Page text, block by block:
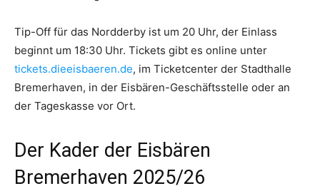
Tip-Off für das Nordderby ist um 20 Uhr, der Einlass
beginnt um 18:30 Uhr. Tickets gibt es online unter
tickets.dieeisbaeren.de, im Ticketcenter der Stadthalle
Bremerhaven, in der Eisbären-Geschäftsstelle oder an
der Tageskasse vor Ort.
Der Kader der Eisbären
Bremerhaven 2025/26